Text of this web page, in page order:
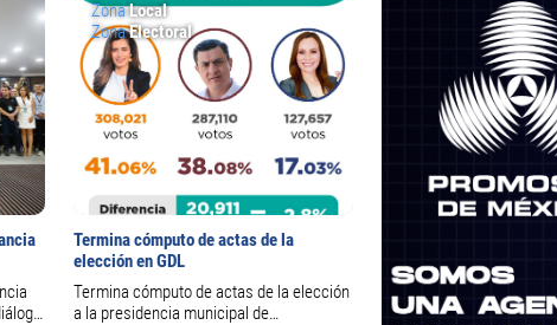
ZonaLocal
ZonaElectoral
Termina cómputo de actas de la
elección en GDL
Termina cómputo de actas de la elección
a la presidencia municipal de